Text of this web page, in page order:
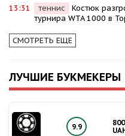
13:31 теннис
Костюк
турнира WTA 1000 в
СМОТРЕТЬ ЕЩЕ
ЛУЧШИЕ БУКМЕКЕРЫ
9.9